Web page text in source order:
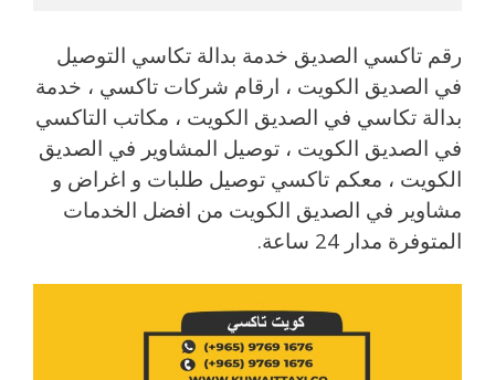
رقم تاكسي الصديق خدمة بدالة تكاسي التوصيل
في الصديق الكويت ، ارقام شركات تاكسي ، خدمة
بدالة تكاسي في الصديق الكويت ، مكاتب التاكسي
في الصديق الكويت ، توصيل المشاوير في الصديق
الكويت ، معكم تاكسي توصيل طلبات و اغراض و
مشاوير في الصديق الكويت من افضل الخدمات
المتوفرة مدار 24 ساعة.